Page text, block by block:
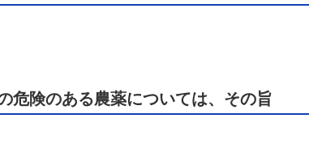
危険のある農薬については、その旨